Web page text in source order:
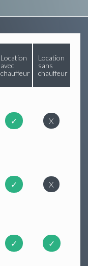
Location
avec
chauffeur
Location
sans
chauffeur
✓ X
✓ X
✓ ✓